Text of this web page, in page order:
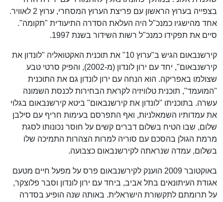
בצפייה בערוץ הראשון עם פריצת הערוץ המסחרי, ערוץ 2 לאוויר.
אחד מהישגיו כמנכ"ל היה העלאת הסדרה התיעודית "תקומה".
סיים את תפקידו כמנכ"ל רשות השידור בשנת 1997.
קירשנבאום הגיש ב"ערוץ 10" את תוכנית האקטואליה "לונדון את
קירשנבאום", יחד עם ירון לונדון (מ-2002), והפיק סרטי טבע
שצולמו באפריקה. הוא הנחה עם ירון לונדון גם את התוכנית
"המועמד", תוכנית טלוויזיה לקראת הבחירות לכנסת השמונה
עשרה. בתוכניתו "לונדון את קירשנבאום" ביטא קירשנבאום בגלוי
את עמדותיו השמאלניות, ואף התפרסם בעימות חריף עם סילבן
שלום, שבו הטיח בשלום דברים קשים על חוסר נכונותו לסגת
מרמת הגולן בהסכם עם סוריה למרות הצהרות התמיכה שלו
בשלום, עמדה שנראתה לקירשנבאום כצבועה.
באוקטובר 2009 הוענק לקירשנבאום פרס על מפעל חיים מטעם
אגודת העיתונאים בתל אביב, ביחד עם ירון לונדון וסבר פלוצקר,
על תרומתם לתקשורת הישראלית. באותה שנה הופיע בסדרה